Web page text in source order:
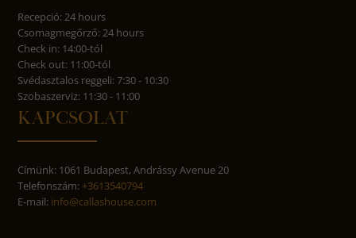
Recepció: 24 hours
Csomagmegőrző: 24 hours
Check in: 14:00-tól
Check out: 11:00-tól
Svédasztalos reggeli: 7:30 - 10:30
Szobaszerviz: 11:30 - 11:00
KAPCSOLAT
Címünk: 1061 Budapest, Andrássy Avenue 20
Telefonszám: +3613540794
E-mail: info@callashouse.com